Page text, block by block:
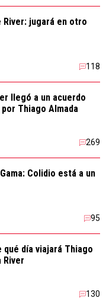
River: jugará en otro
118
llegó a un acuerdo
Thiago Almada
269
Colidio está a un
95
qué día viajará Thiago
River
130